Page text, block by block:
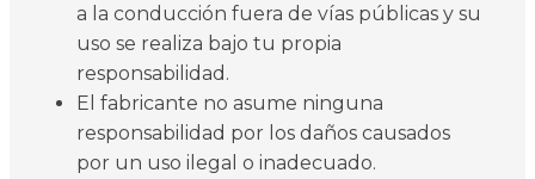
a la conducción fuera de vías públicas y su
uso se realiza bajo tu propia
responsabilidad.
El fabricante no asume ninguna
responsabilidad por los daños causados
por un uso ilegal o inadecuado.